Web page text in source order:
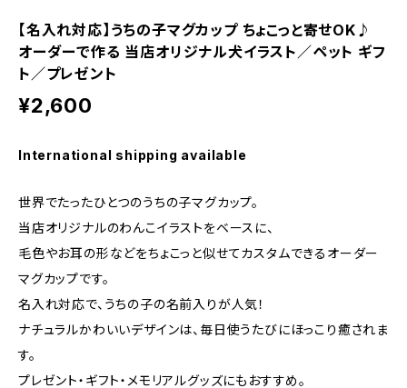
【名入れ対応】うちの子マグカップ ちょこっと寄せOK♪
オーダーで作る 当店オリジナル犬イラスト／ペット ギフ
ト／プレゼント
¥2,600
International shipping available
世界でたったひとつのうちの子マグカップ。
当店オリジナルのわんこイラストをベースに、
毛色やお耳の形などをちょこっと似せてカスタムできるオーダー
マグカップです。
名入れ対応で、うちの子の名前入りが人気！
ナチュラルかわいいデザインは、毎日使うたびにほっこり癒されま
す。
プレゼント・ギフト・メモリアルグッズにもおすすめ。